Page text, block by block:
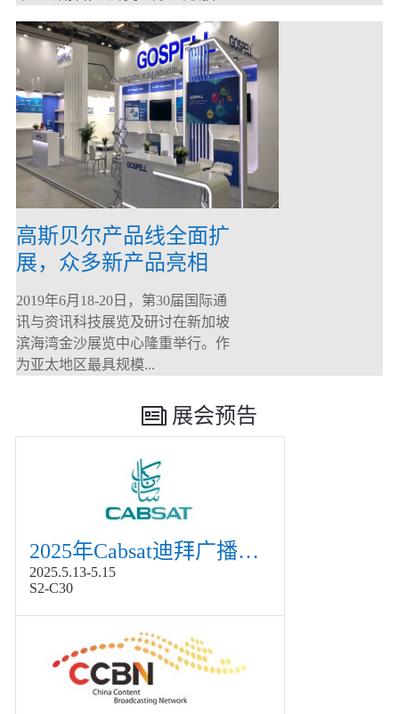
高斯贝尔产品线全面扩
展，众多新产品亮相
CommunicAsia 2019
2019年6月18-20日，第30届国际通
讯与资讯科技展览及研讨在新加坡
滨海湾金沙展览中心隆重举行。作
为亚太地区最具规模...
展会预告
2025年Cabsat迪拜广播电视展
2025.5.13-5.15
S2-C30